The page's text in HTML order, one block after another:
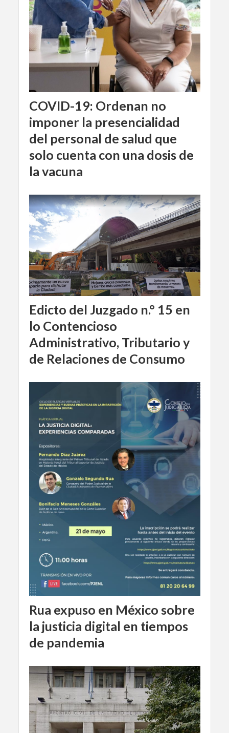
COVID-19: Ordenan no
imponer la presencialidad
del personal de salud que
solo cuenta con una dosis de
la vacuna
Edicto del Juzgado n.° 15 en
lo Contencioso
Administrativo, Tributario y
de Relaciones de Consumo
Rua expuso en México sobre
la justicia digital en tiempos
de pandemia